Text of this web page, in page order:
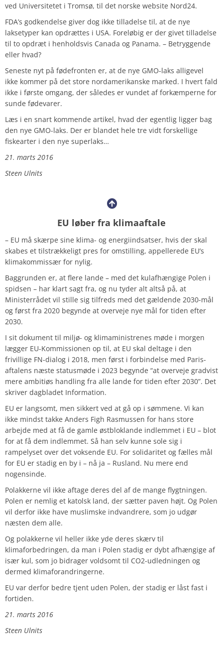
ved Universitetet i Tromsø, til det norske website Nord24.
FDA’s godkendelse giver dog ikke tilladelse til, at de nye
laksetyper kan opdrættes i USA. Foreløbig er der givet tilladelse
til to opdræt i henholdsvis Canada og Panama. – Betryggende
eller hvad?
Seneste nyt på fødefronten er, at de nye GMO-laks alligevel
ikke kommer på det store nordamerikanske marked. I hvert fald
ikke i første omgang, der således er vundet af forkæmperne for
sunde fødevarer.
Læs i en snart kommende artikel, hvad der egentlig ligger bag
den nye GMO-laks. Der er blandet hele tre vidt forskellige
fiskearter i den nye superlaks…
21. marts 2016
Steen Ulnits
EU løber fra klimaaftale
– EU må skærpe sine klima- og energiindsatser, hvis der skal
skabes et tilstrækkeligt pres for omstilling, appellerede EU’s
klimakommissær for nylig.
Baggrunden er, at flere lande – med det kulafhængige Polen i
spidsen – har klart sagt fra, og nu tyder alt altså på, at
Ministerrådet vil stille sig tilfreds med det gældende 2030-mål
og først fra 2020 begynde at overveje nye mål for tiden efter
2030.
I sit dokument til miljø- og klimaministrenes møde i morgen
lægger EU-Kommissionen op til, at EU skal deltage i den
frivillige FN-dialog i 2018, men først i forbindelse med Paris-
aftalens næste statusmøde i 2023 begynde “at overveje gradvist
mere ambitiøs handling fra alle lande for tiden efter 2030”. Det
skriver dagbladet Information.
EU er langsomt, men sikkert ved at gå op i sømmene. Vi kan
ikke mindst takke Anders Figh Rasmussen for hans store
arbejde med at få de gamle østbloklande indlemmet i EU – blot
for at få dem indlemmet. Så han selv kunne sole sig i
rampelyset over det voksende EU. For solidaritet og fælles mål
for EU er stadig en by i – nå ja – Rusland. Nu mere end
nogensinde.
Polakkerne vil ikke aftage deres del af de mange flygtningen.
Polen er nemlig et katolsk land, der sætter paven højt. Og Polen
vil derfor ikke have muslimske indvandrere, som jo udgør
næsten dem alle.
Og polakkerne vil heller ikke yde deres skærv til
klimaforbedringen, da man i Polen stadig er dybt afhængige af
især kul, som jo bidrager voldsomt til CO2-udledningen og
dermed klimaforandringerne.
EU var derfor bedre tjent uden Polen, der stadig er låst fast i
fortiden.
21. marts 2016
Steen Ulnits